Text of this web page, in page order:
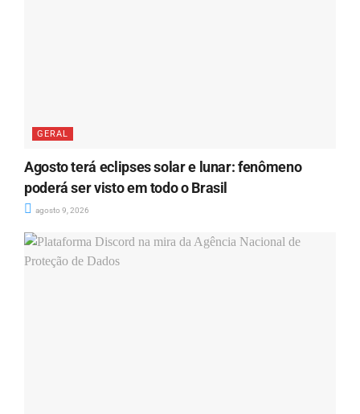
GERAL
Agosto terá eclipses solar e lunar: fenômeno
poderá ser visto em todo o Brasil
agosto 9, 2026